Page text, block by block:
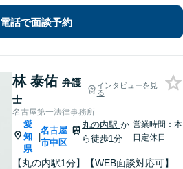
に対応。調停もお任せください【丸の
内駅4分】
電話で面談予約
林 泰佑 弁護
士
インタビューを見
る
名古屋第一法律事務所
愛
知
県
|
名古屋
市中区
丸の内駅か
ら徒歩1分
営業時間：本
日定休日
【丸の内駅1分】【WEB面談対応可】